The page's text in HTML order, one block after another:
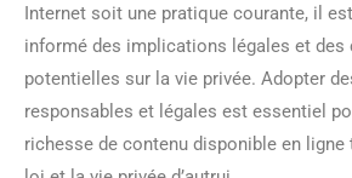
Internet soit une pratique courante, il
informé des implications légales et des
potentielles sur la vie privée. Adopter
responsables et légales est essentiel
richesse de contenu disponible en